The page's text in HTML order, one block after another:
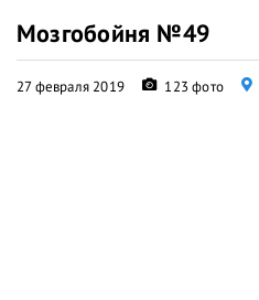
Мозгобойня №49
27 февраля 2019 123 фото